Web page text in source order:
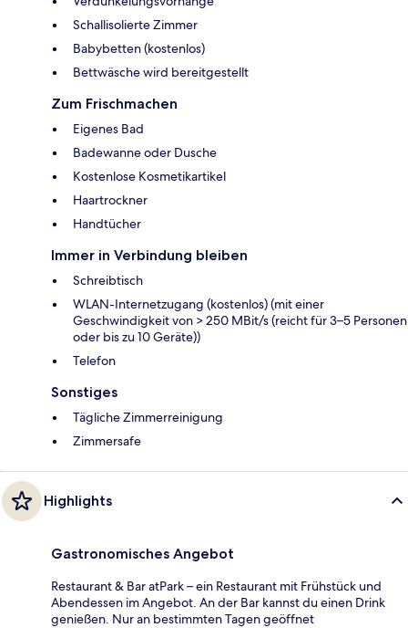
Schallisolierte Zimmer
Babybetten (kostenlos)
Bettwäsche wird bereitgestellt
Zum Frischmachen
Eigenes Bad
Badewanne oder Dusche
Kostenlose Kosmetikartikel
Haartrockner
Handtücher
Immer in Verbindung bleiben
Schreibtisch
WLAN-Internetzugang (kostenlos) (mit einer
Geschwindigkeit von > 250 MBit/s (reicht für 3–5 Personen
oder bis zu 10 Geräte))
Telefon
Sonstiges
Tägliche Zimmerreinigung
Zimmersafe
Highlights
Gastronomisches Angebot
Restaurant & Bar atPark – ein Restaurant mit Frühstück und
Abendessen im Angebot. An der Bar kannst du einen Drink
genießen. Nur an bestimmten Tagen geöffnet